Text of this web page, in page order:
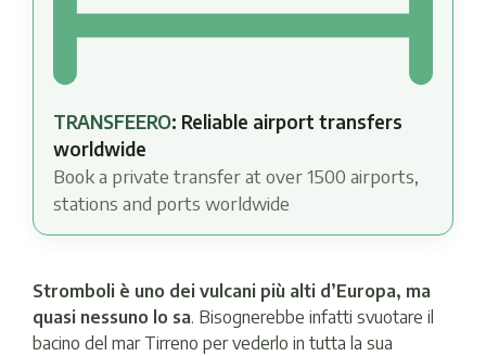
TRANSFEERO: Reliable airport transfers
worldwide
Book a private transfer at over 1500 airports,
stations and ports worldwide
Stromboli è uno dei vulcani più alti d’Europa, ma
quasi nessuno lo sa. Bisognerebbe infatti svuotare il
bacino del mar Tirreno per vederlo in tutta la sua